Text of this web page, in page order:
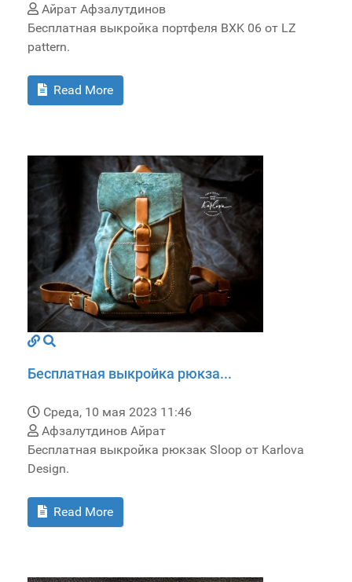
Айрат Афзалутдинов
Бесплатная выкройка портфеля BXK 06 от LZ
pattern.
Read More
Бесплатная выкройка рюкза...
Среда, 10 мая 2023 11:46
Афзалутдинов Айрат
Бесплатная выкройка рюкзак Sloop от Karlova
Design.
Read More